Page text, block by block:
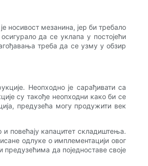
носивост мезанина, јер би требало
да се уклапа у постојећи
треба да се узму у обзир
Неопходно је сарађивати са
су такође неопходни како би се
предузећа могу продужити век
повећају капацитет складиштења.
одлуке о имплементацији овог
да поједноставе своје